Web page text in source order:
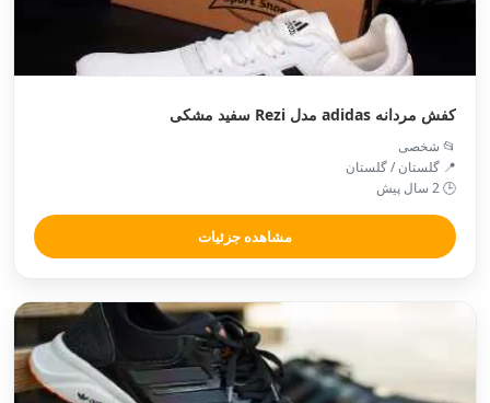
کفش مردانه adidas مدل Rezi سفید مشکی
📂 شخصی
📍 گلستان / گلستان
🕒 2 سال پیش
مشاهده جزئیات